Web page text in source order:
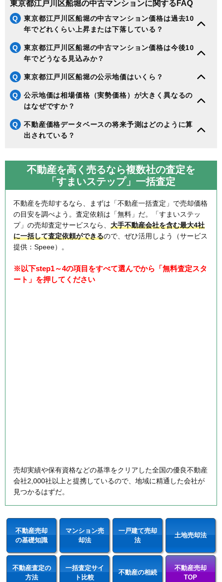
東京都江戸川区船堀の中古マンションに関するFAQ
Q
東京都江戸川区船堀の中古マンション価格は過去10
年でどれくらい上昇または下落している？
Q
東京都江戸川区船堀の中古マンション価格は今後10
年でどうなる見込みか？
Q 東京都江戸川区船堀の公示地価はいくら？
Q
公示地価は相場価格（実勢価格）が大きく異なるの
はなぜですか？
Q
不動産価格データベースの将来予測はどのように算
出されている？
不動産を高く売るなら複数社の査定を
「すまいステップ」一括査定
不動産を売却するなら、まずは「不動産一括査定」で売却価格
の目安を調べよう。査定依頼は「無料」だ。「すまいステッ
プ」の売却査定サービスなら、 大手不動産会社を含む最大4社
に一括して査定依頼ができるので、ぜひ活用しよう（サービス
提供：Speee）。
※以下step1～4の項目をすべて選んでから「無料査定スタ
ート」を押してください
売却実績や保有資格などの基準をクリアした全国の優良不動産
会社2,000社以上と提携しているので、地域に精通した会社が
見つかるはずだ。
不動産売却
の基礎知識
マンション売
却法
一戸建て売却
法
土地売却法
不動産査定の
方法
一括査定サイ
ト比較
不動産の相続
不動産売却
TOP